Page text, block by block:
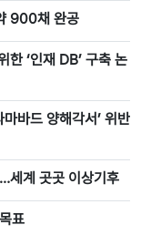
900채 완공
한 ‘인재 DB’ 구축 논
바드 양해각서’ 위반
세계 곳곳 이상기후
표